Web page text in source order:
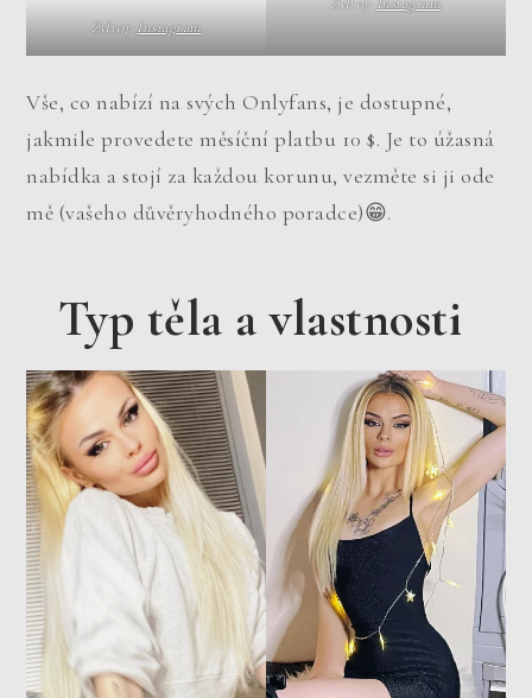
Zdroj:Instagram
Vše, co nabízí na svých Onlyfans, je dostupné,
jakmile provedete měsíční platbu 10 $. Je to úžasná
nabídka a stojí za každou korunu, vezměte si ji ode
mě (vašeho důvěryhodného poradce)😁.
Typ těla a vlastnosti